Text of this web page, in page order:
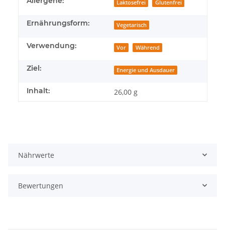
Laktosefrei Glutenfrei
Ernährungsform: Vegetarisch
Verwendung: Vor Während
Ziel: Energie und Ausdauer
Inhalt: 26,00 g
Nährwerte
Bewertungen